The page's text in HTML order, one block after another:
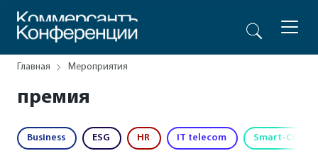
Главная Мероприятия
премия
Business ESG HR IT telecom Smart-City